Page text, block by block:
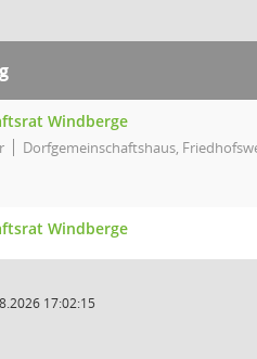
Windberge
Dorfgemeinschaftshaus,
Windberge
17:02:15